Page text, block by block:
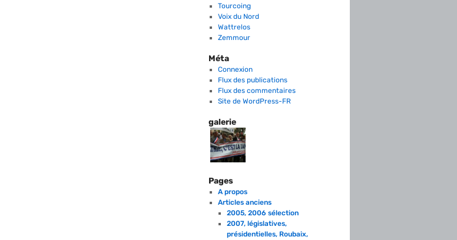
Tourcoing
Voix du Nord
Wattrelos
Zemmour
Méta
Connexion
Flux des publications
Flux des commentaires
Site de WordPress-FR
galerie
Pages
A propos
Articles anciens
2005, 2006 sélection
2007, législatives,
présidentielles, Roubaix,